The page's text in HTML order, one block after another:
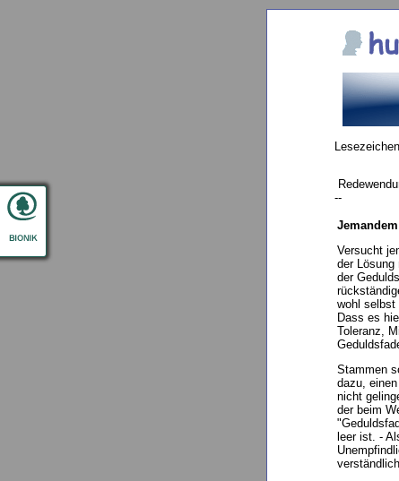
--
Versucht
der Lösung
der
wohl selbst
Dass es
Toleranz,
Stammen
dazu,
nicht
der beim
leer ist. -